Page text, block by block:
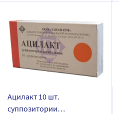
Ацилакт 10 шт.
суппозитории